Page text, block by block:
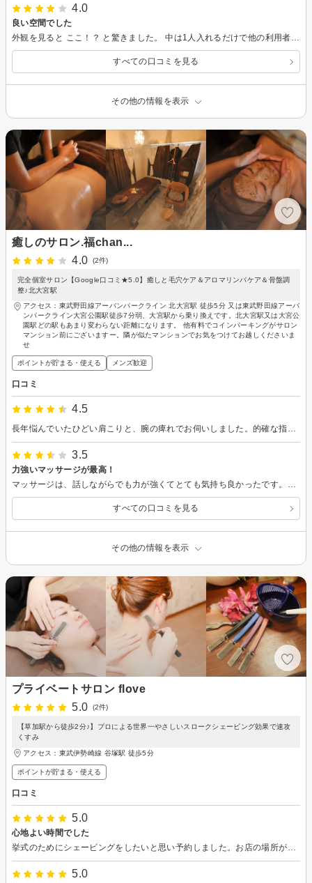
4.0
良い空間でした
外観を見ると ここ！？ と驚きました。 中は1人入れるだけで他の利用者と会わないので良いです。 接客も無理矢理もなく、スムーズでした。 技術も○です。 楽天ポイントが使えるところで探しましたが、正解でした。
すべての口コミを見る
その他の情報を表示
癒しのサロン.福chan...
4.0
(2件)
完全個室サロン【Google口コミ★5.0】癒しと毛穴ケア＆アロマリンパケア＆骨盤調
整♪北大宮駅
アクセス：東武野田線アーバンパークライン 北大宮駅 徒歩5分 又は東武野田線アーバ
ンパークライン大宮公園駅徒歩7分弱、大宮駅から乗り換えです。北大宮駅又は大宮公
園駅どの駅もあまり変わらない距離になります。 他有料でコインパーキングがサロン
マンション前にございますー。隣が似たマンションでお気をつけてお越しくださいま
せ
ポイントが貯まる・使える メンズ歓迎
口コミ
4.5
長年悩んでいたひどい肩こりと、腕の痺れでお伺いしました。的確な指圧で、まさに『そこ！』という場所をピンポイントで捉えていただき、施術後は驚くほど体が軽くなりました。これほど効果を実感できたのは初めてです。メンテナンスのために、ぜひ定期的に通わせていただきたいと思います。
3.5
力強いマッサージが最高！
マッサージは、話しながらでも力が強くてとても気持ち良かったです。帰りには身体が少し楽になりましたし、揉み返しもなくて良かったです。 フェイシャルは、翌日から赤ニキビが大量発生しているので私には合わなかったのかもしれません(/ _ ; )力強いマッサージを求めてる方にはとてもオススメのお店でした◎
すべての口コミを見る
その他の情報を表示
プライベートサロン flove
5.0
(2件)
【草加駅から徒歩2分♪】プロによる世界一やさしいスロークシェービング効果で速攻
くすみ
アクセス：東武伊勢崎線 谷塚駅 徒歩5分
ポイントが貯まる・使える
口コミ
5.0
心地よい時間でした
挙式のためにシェービングをしたいと思い予約しました。お店の場所が道路から奥まっていたので少々不安でしたが、中は大変広く個室も落ち着いた空間でした。 和装ということで、ガラス管吸の代わりに襟足を広めに処理していただくなど融通を効かせてもらえ感謝しております。 処理自体も気持ちよく、途中でうとうとしてしまったほどです。 ヘッドスパなど気になるメニューもありましたので、時間があれば再度伺えればと思いました。
5.0